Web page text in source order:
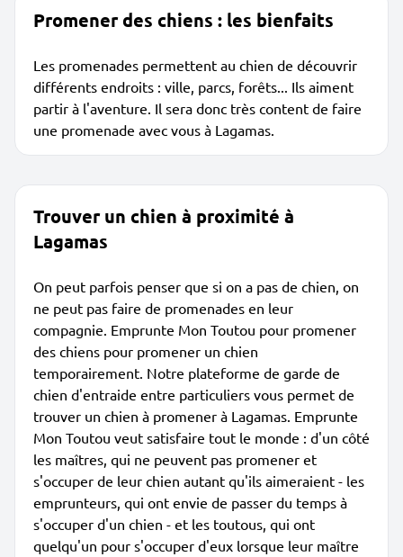
Promener des chiens : les bienfaits
Les promenades permettent au chien de découvrir
différents endroits : ville, parcs, forêts... Ils aiment
partir à l'aventure. Il sera donc très content de faire
une promenade avec vous à Lagamas.
Trouver un chien à proximité à
Lagamas
On peut parfois penser que si on a pas de chien, on
ne peut pas faire de promenades en leur
compagnie. Emprunte Mon Toutou pour promener
des chiens pour promener un chien
temporairement. Notre plateforme de garde de
chien d'entraide entre particuliers vous permet de
trouver un chien à promener à Lagamas. Emprunte
Mon Toutou veut satisfaire tout le monde : d'un côté
les maîtres, qui ne peuvent pas promener et
s'occuper de leur chien autant qu'ils aimeraient - les
emprunteurs, qui ont envie de passer du temps à
s'occuper d'un chien - et les toutous, qui ont
quelqu'un pour s'occuper d'eux lorsque leur maître